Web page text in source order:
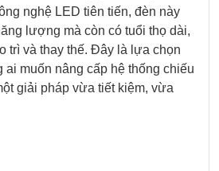
nghệ LED tiên tiến, đèn này
lượng mà còn có tuổi thọ dài,
trì và thay thế. Đây là lựa chọn
ai muốn nâng cấp hệ thống chiếu
giải pháp vừa tiết kiệm, vừa